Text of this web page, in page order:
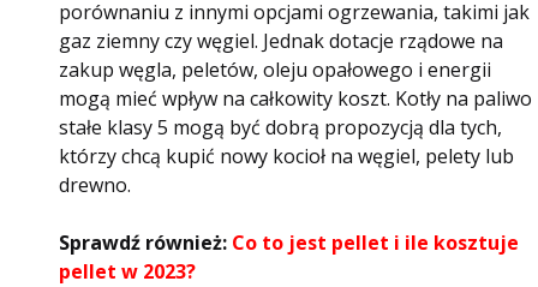
porównaniu z innymi opcjami ogrzewania, takimi jak
gaz ziemny czy węgiel. Jednak dotacje rządowe na
zakup węgla, peletów, oleju opałowego i energii
mogą mieć wpływ na całkowity koszt. Kotły na paliwo
stałe klasy 5 mogą być dobrą propozycją dla tych,
którzy chcą kupić nowy kocioł na węgiel, pelety lub
drewno.
Sprawdź również: Co to jest pellet i ile kosztuje
pellet w 2023?